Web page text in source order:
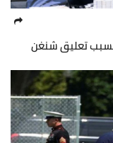
بسبب تعليق شنغن